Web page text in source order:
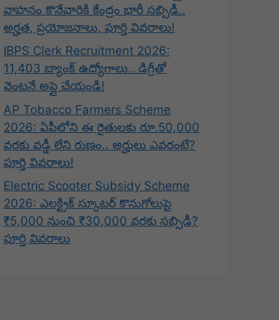
వాహనం కొనేవారికి కేంద్రం భారీ సబ్సిడీ..
అర్హత, ప్రయోజనాలు, పూర్తి వివరాలు!
IBPS Clerk Recruitment 2026:
11,403 బ్యాంక్ ఉద్యోగాలు.. డిగ్రీతో
వెంటనే అప్లై చేయండి!
AP Tobacco Farmers Scheme
2026: ఏపీలోని ఈ రైతులకు రూ.50,000
వరకు వడ్డీ లేని రుణం.. అర్హులు ఎవరంటే?
పూర్తి వివరాలు!
Electric Scooter Subsidy Scheme
2026: ఎలక్ట్రిక్ స్కూటర్ కొనుగోలుపై
₹5,000 నుంచి ₹30,000 వరకు సబ్సిడీ?
పూర్తి వివరాలు